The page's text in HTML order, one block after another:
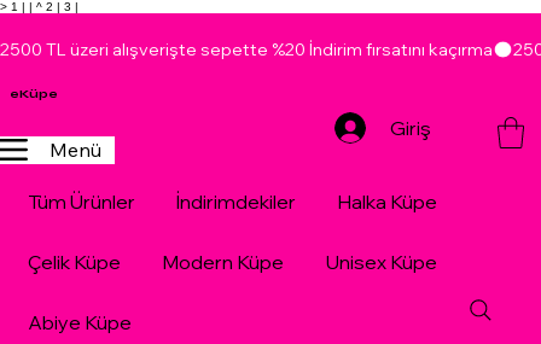
> 1 | | ^ 2 | 3 |
2500 TL üzeri alışverişte sepette %20 İndirim fırsatını kaçırma
Menü
eKüpe
Tüm Ürünler İndirimdekiler Halka Küpe
Çelik Küpe Modern Küpe Unisex Küpe
Abiye Küpe
Giriş